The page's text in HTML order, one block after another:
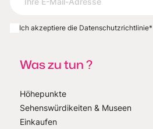
Ich akzeptiere die Datenschutzrichtlinie*
Was zu tun ?
Höhepunkte
Sehenswürdikeiten & Museen
Einkaufen